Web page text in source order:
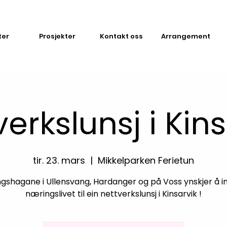
Prosjekter Kontakt oss Arrangement
i
tir. 23. mars
  |
Mikkelparken Ferietun
i Ullensvang, Hardanger og på Voss ynskjer å
næringslivet til ein nettverkslunsj i Kinsarvik !